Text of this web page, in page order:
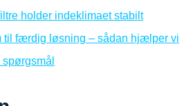
holder indeklimaet stabilt
til færdig løsning – sådan hjælper vi